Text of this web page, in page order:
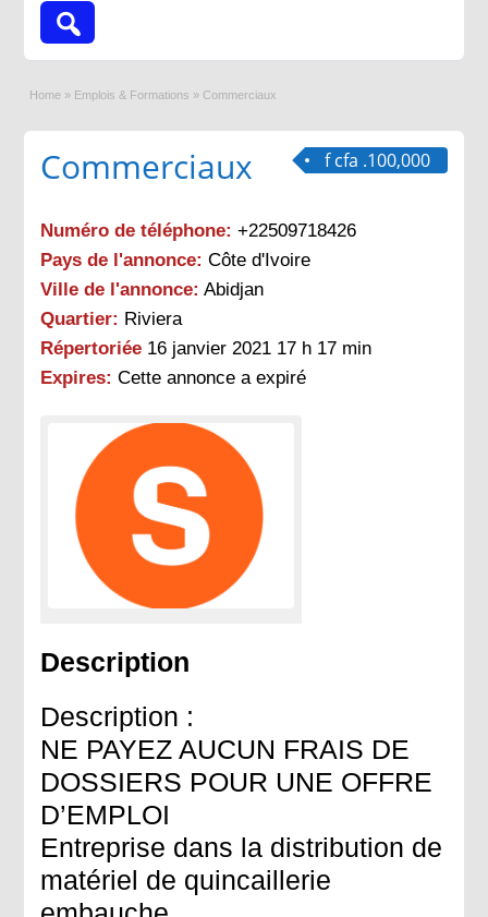
Home » Emplois & Formations » Commerciaux
f cfa .100,000
Commerciaux
Numéro de téléphone: +22509718426
Pays de l'annonce: Côte d'Ivoire
Ville de l'annonce: Abidjan
Quartier: Riviera
Répertoriée 16 janvier 2021 17 h 17 min
Expires: Cette annonce a expiré
Description
Description :
NE PAYEZ AUCUN FRAIS DE
DOSSIERS POUR UNE OFFRE
D’EMPLOI
Entreprise dans la distribution de
matériel de quincaillerie